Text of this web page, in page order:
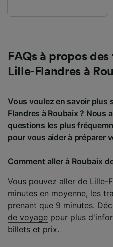
FAQs à propos
Lille-Flandres à
Vous voulez en savoir plus
Flandres à Roubaix ? Nous
questions les plus
pour vous aider à préparer
Comment aller à Roubaix
Vous pouvez aller de Lille-
minutes en moyenne, les
prenant que 9 minutes.
de voyage pour plus
billets et prix.